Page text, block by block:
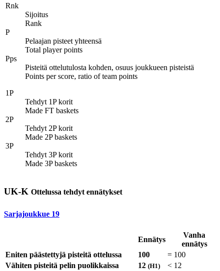
Rnk
Sijoitus
Rank
P
Pelaajan pisteet yhteensä
Total player points
Pps
Pisteitä ottelutulosta kohden, osuus joukkueen pisteistä
Points per score, ratio of team points
1P
Tehdyt 1P korit
Made FT baskets
2P
Tehdyt 2P korit
Made 2P baskets
3P
Tehdyt 3P korit
Made 3P baskets
UK-K Ottelussa tehdyt ennätykset
Sarjajoukkue 19
Ennätys
Vanha
ennätys
Eniten päästettyjä pisteitä ottelussa
100 = 100
Vähiten pisteitä pelin puolikkaissa
12 (H1) < 12